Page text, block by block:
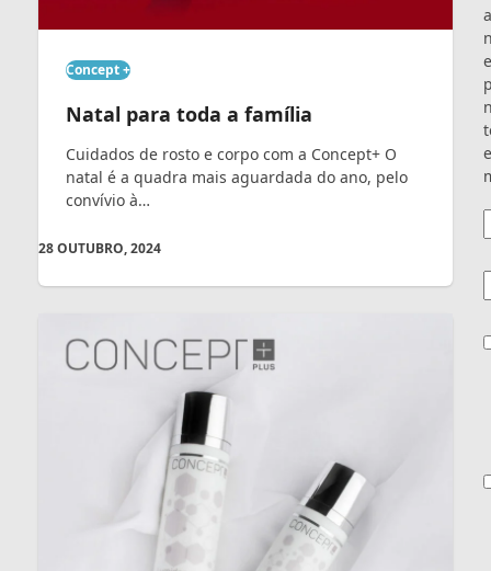
Concept +
Natal para toda a família
Cuidados de rosto e corpo com a Concept+ O
natal é a quadra mais aguardada do ano, pelo
convívio à…
28 OUTUBRO, 2024
e